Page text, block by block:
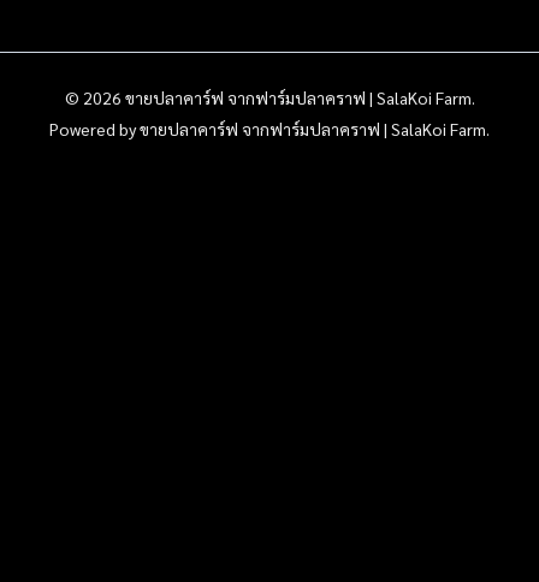
© 2026 ขายปลาคาร์ฟ จากฟาร์มปลาคราฟ | SalaKoi Farm.
Powered by ขายปลาคาร์ฟ จากฟาร์มปลาคราฟ | SalaKoi Farm.